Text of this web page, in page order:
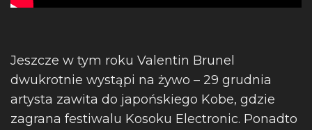
Jeszcze w tym roku Valentin Brunel
dwukrotnie wystąpi na żywo – 29 grudnia
artysta zawita do japońskiego Kobe, gdzie
zagrana festiwalu Kosoku Electronic. Ponadto